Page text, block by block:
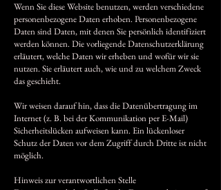
Wenn Sie diese Website benutzen, werden verschiedene
personenbezogene Daten erhoben. Personenbezogene
Daten sind Daten, mit denen Sie persönlich identifiziert
werden können. Die vorliegende Datenschutzerklärung
erläutert, welche Daten wir erheben und wofür wir sie
nutzen. Sie erläutert auch, wie und zu welchem Zweck
das geschieht.
Wir weisen darauf hin, dass die Datenübertragung im
Internet (z. B. bei der Kommunikation per E-Mail)
Sicherheitslücken aufweisen kann. Ein lückenloser
Schutz der Daten vor dem Zugriff durch Dritte ist nicht
möglich.
Hinweis zur verantwortlichen Stelle